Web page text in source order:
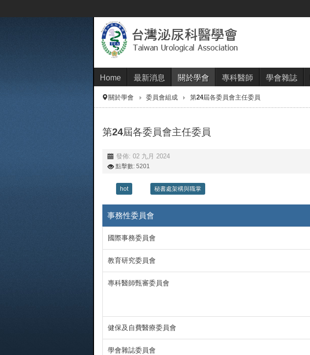
Home 最新消息 關於學會 專科醫師 學會雜誌
關於學會 委員會組成 第24屆各委員會主任委員
第24屆各委員會主任委員
發佈: 02 九月 2024
點擊數: 5201
hot 秘書處架構與職掌
事務性委員會
國際事務委員會
教育研究委員會
專科醫師甄審委員會
健保及自費醫療委員會
學會雜誌委員會